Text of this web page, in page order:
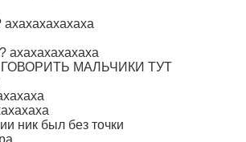
ахахахахахаха
ГОВОРИТЬ МАЛЬЧИКИ ТУТ
ник был без точки